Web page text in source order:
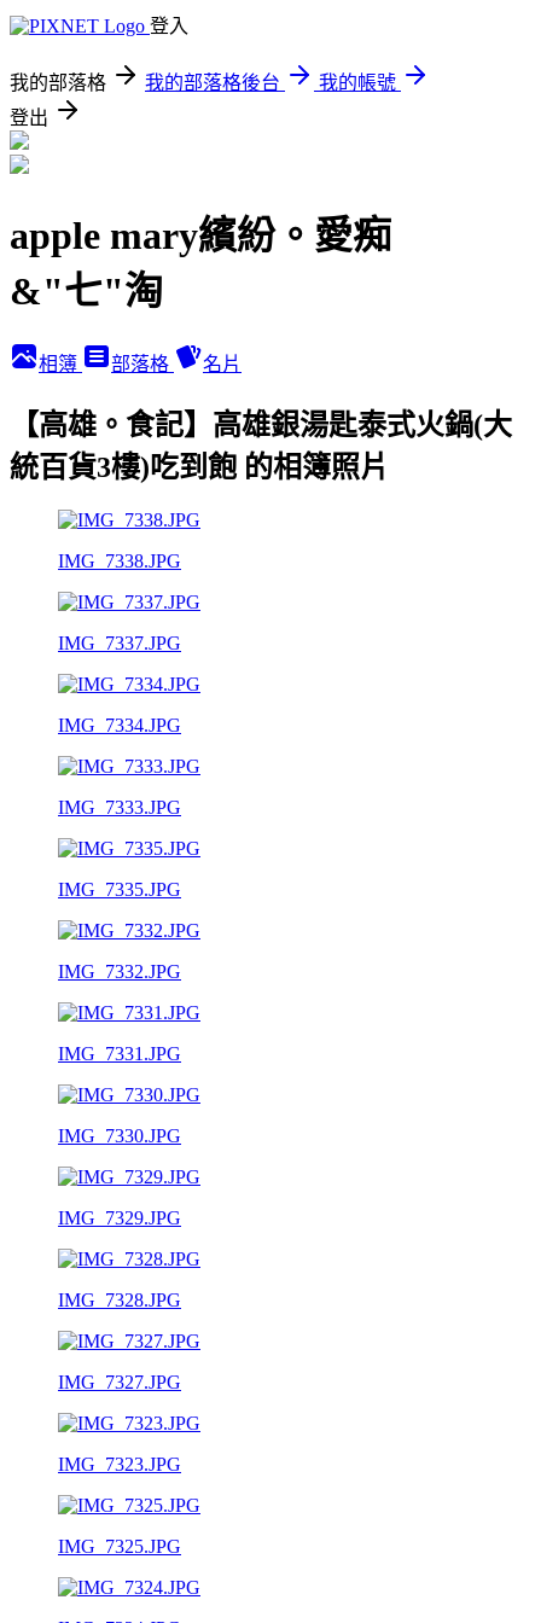
登入
我的部落格 我的部落格後台
我的帳號
登出
apple mary繽紛。愛痴
&"七"淘
相簿 部落格 名片
【高雄。食記】高雄銀湯匙泰式火鍋(大
統百貨3樓)吃到飽 的相簿照片
IMG_7338.JPG
IMG_7337.JPG
IMG_7334.JPG
IMG_7333.JPG
IMG_7335.JPG
IMG_7332.JPG
IMG_7331.JPG
IMG_7330.JPG
IMG_7329.JPG
IMG_7328.JPG
IMG_7327.JPG
IMG_7323.JPG
IMG_7325.JPG